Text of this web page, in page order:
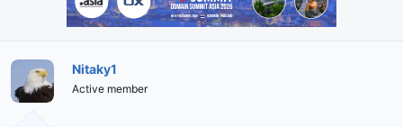
i
o
n
Nitaky1
Active member